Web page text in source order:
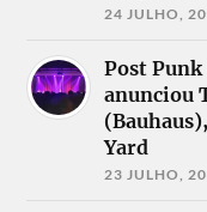
24 JULHO,
Post
anunciou
Yard
23 JULHO,